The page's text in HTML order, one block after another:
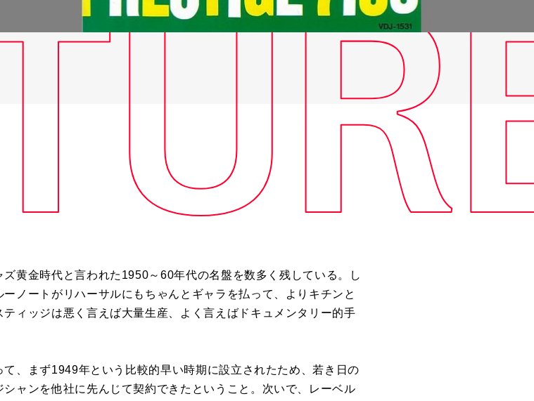
黄金時代と言われた1950～60年代の名盤を数多く残している。し
ノートがリハーサルにもちゃんとギャラを払って、よりキチンと
ィッジは悪く言えば大量生産、よく言えばドキュメンタリー的手
、まず1949年という比較的早い時期に設立されたため、若き日の
ャンを他社に先んじて契約できたということ。次いで、レーベル